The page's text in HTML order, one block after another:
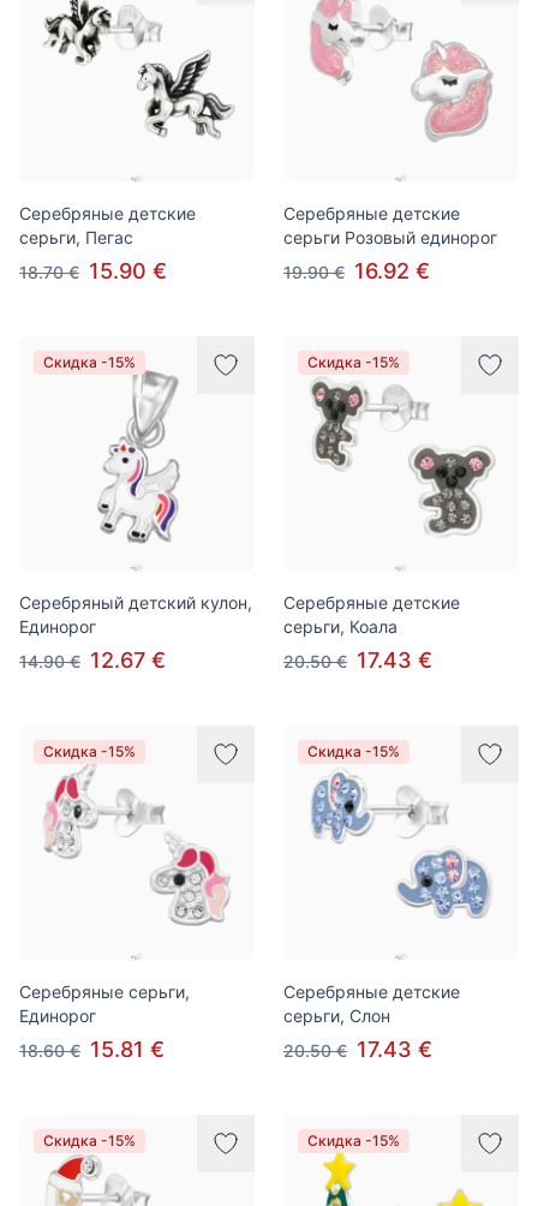
Серебряные детские
серьги, Пегаc
18.70 € 15.90 €
Серебряные детские
серьги Розовый единорог
19.90 € 16.92 €
Скидка -15%
Серебряный детский кулон,
Единорог
14.90 € 12.67 €
Скидка -15%
Серебряные детские
серьги, Коала
20.50 € 17.43 €
Скидка -15%
Серебряные серьги,
Единорог
18.60 € 15.81 €
Скидка -15%
Серебряные детские
серьги, Слон
20.50 € 17.43 €
Скидка -15% Скидка -15%